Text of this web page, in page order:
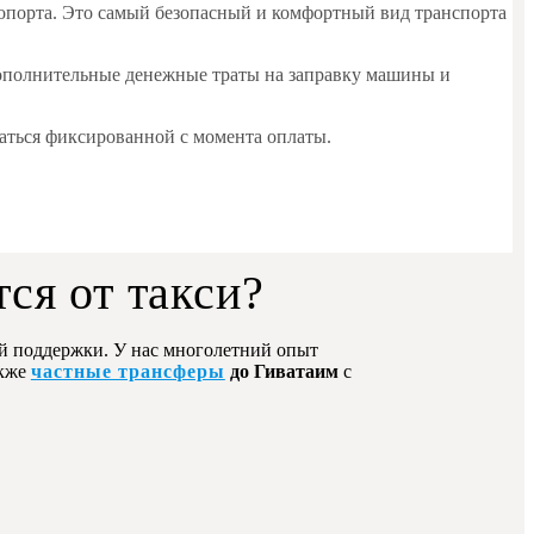
Это самый безопасный и комфортный вид транспорта
денежные траты на заправку машины и
фиксированной с момента оплаты.
от такси?
поддержки. У нас многолетний опыт
частные трансферы до Гиватаим с